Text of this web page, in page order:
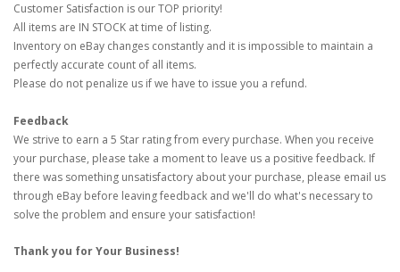
Customer Satisfaction is our TOP priority!
All items are IN STOCK at time of listing.
Inventory on eBay changes constantly and it is impossible to maintain a
perfectly accurate count of all items.
Please do not penalize us if we have to issue you a refund.
Feedback
We strive to earn a 5 Star rating from every purchase. When you receive
your purchase, please take a moment to leave us a positive feedback. If
there was something unsatisfactory about your purchase, please email us
through eBay before leaving feedback and we'll do what's necessary to
solve the problem and ensure your satisfaction!
Thank you for Your Business!